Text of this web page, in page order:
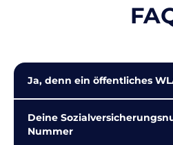
Ja, denn ein öffentliches
Deine
Nummer